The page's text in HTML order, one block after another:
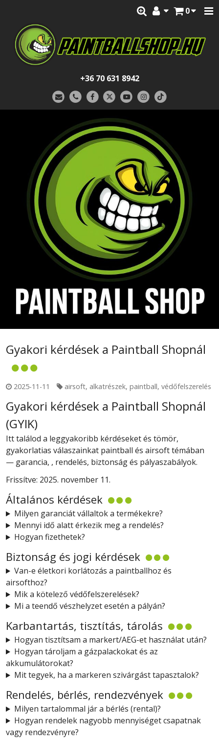
0
+36 70 631 8942
Gyakori kérdések a Paintball Shopnál
2025-11-11 airsoft, alkatrészek,paintball,védőfelszerelés
Gyakori kérdések a Paintball Shopnál
(GYIK)
Itt találod a leggyakoribb kérdéseket és tömör,
gyakorlatias válaszainkat paintball és airsoft témában
— garancia, , rendelés, biztonság és pályaszabályok.
Frissítve: 2025. november 11.
Általános kérdések
Milyen garanciát vállaltok a termékekre?
Mennyi idő alatt érkezik meg a rendelés?
Hogyan fizethetek?
Biztonság és jogi kérdések
Van-e életkori korlátozás a paintballhoz és
airsofthoz?
Mik a kötelező védőfelszerelések?
Mi a teendő vészhelyzet esetén a pályán?
Karbantartás, tisztítás, tárolás
Hogyan tisztítsam a markert/AEG-et használat után?
Hogyan tároljam a gázpalackokat és az
akkumulátorokat?
Mit tegyek, ha a markeren szivárgást tapasztalok?
Rendelés, bérlés, rendezvények
Milyen tartalommal jár a bérlés (rental)?
Hogyan rendelek nagyobb mennyiséget csapatnak
vagy rendezvényre?